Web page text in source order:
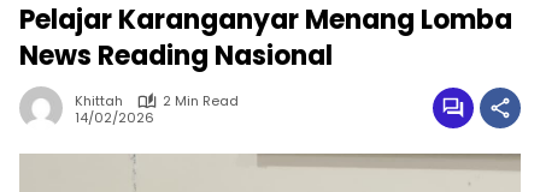
Pelajar Karanganyar Menang Lomba
News Reading Nasional
Khittah
2 Min Read
14/02/2026